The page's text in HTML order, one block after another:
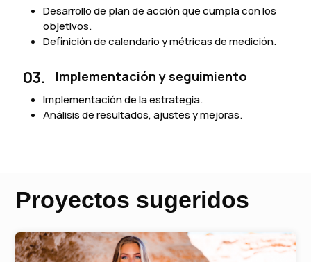
Desarrollo de plan de acción que cumpla con los
objetivos.
Definición de calendario y métricas de medición.
03. Implementación y seguimiento
Implementación de la estrategia.
Análisis de resultados, ajustes y mejoras.
Proyectos sugeridos